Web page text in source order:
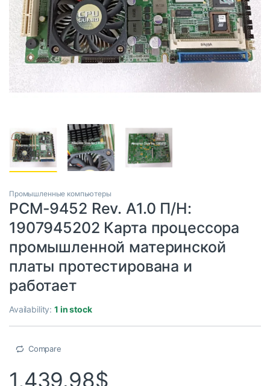
Промышленные компьютеры
PCM-9452 Rev. А1.0 П/Н:
1907945202 Карта процессора
промышленной материнской
платы протестирована и
работает
Availability:1 in stock
Compare
1,439.98$